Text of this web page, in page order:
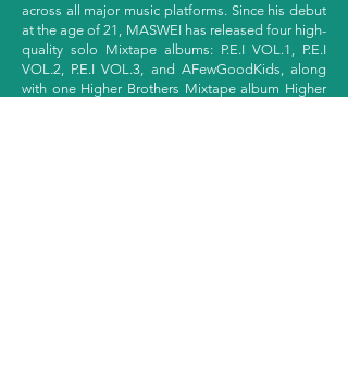
across all major music platforms. Since his debut
at the age of 21, MASWEI has released four high-
quality solo Mixtape albums: P.E.I VOL.1, P.E.I
VOL.2, P.E.I VOL.3, and AFewGoodKids, along
with one Higher Brothers Mixtape album Higher